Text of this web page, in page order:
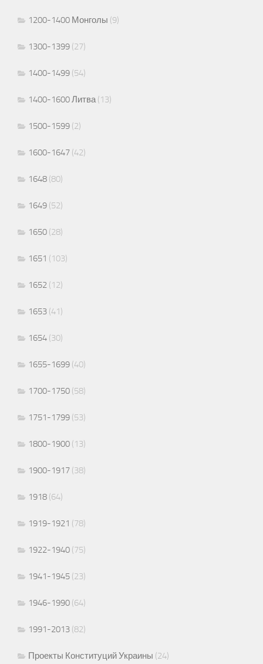
1200-1400 Монголы (9)
1300-1399 (27)
1400-1499 (54)
1400-1600 Литва(13)
1500-1599 (2)
1600-1647 (42)
1648 (80)
1649 (52)
1650 (28)
1651 (103)
1652 (12)
1653 (41)
1654 (30)
1655-1699 (40)
1700-1750 (58)
1751-1799 (53)
1800-1900 (13)
1900-1917 (38)
1918 (64)
1919-1921 (78)
1922-1940 (75)
1941-1945 (23)
1946-1990 (64)
1991-2013 (82)
Проекты Конституций Украины (24)